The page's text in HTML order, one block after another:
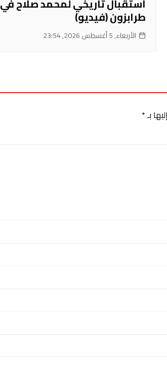
استقبال تاريخي لمحمد صلاح في
طرابزون (فيديو)
الأربعاء, 5 أغسطس 2026, 23:54
بـ*